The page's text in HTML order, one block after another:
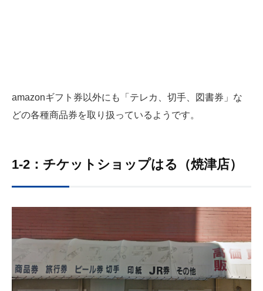
amazonギフト券以外にも「テレカ、切手、図書券」な
どの各種商品券を取り扱っているようです。
1-2：チケットショップはる（焼津店）